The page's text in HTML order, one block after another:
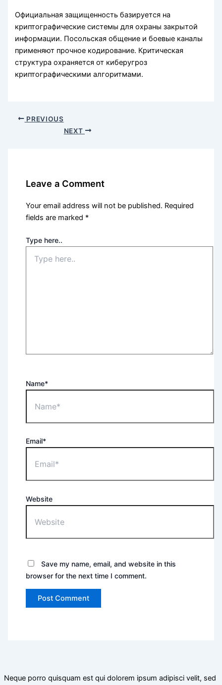
Официальная защищенность базируется на
криптографические системы для охраны закрытой
информации. Посольская общение и боевые каналы
применяют прочное кодирование. Критическая
структура охраняется от киберугроз
криптографическими алгоритмами.
PREVIOUS
NEXT
Leave a Comment
Your email address will not be published. Required
fields are marked *
Type here..
Name*
Email*
Website
Save my name, email, and website in this
browser for the next time I comment.
Neque porro quisquam est qui dolorem ipsum adipisci velit, sed